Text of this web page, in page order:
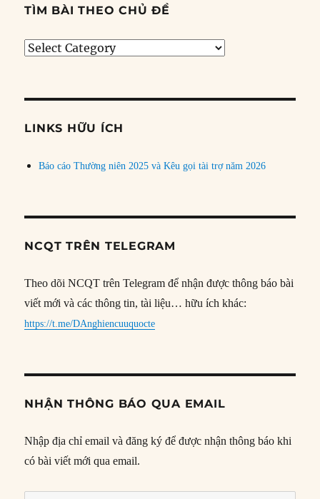
TÌM BÀI THEO CHỦ ĐỀ
Tìm
đề
LINKS HỮU ÍCH
Báo cáo Thường niên 2025 và Kêu gọi tài trợ năm 2026
NCQT TRÊN TELEGRAM
Theo dõi NCQT trên Telegram để nhận được thông báo bài
viết mới và các thông tin, tài liệu… hữu ích khác:
https://t.me/DAnghiencuuquocte
NHẬN THÔNG BÁO QUA EMAIL
Nhập địa chỉ email và đăng ký để được nhận thông báo khi
có bài viết mới qua email.